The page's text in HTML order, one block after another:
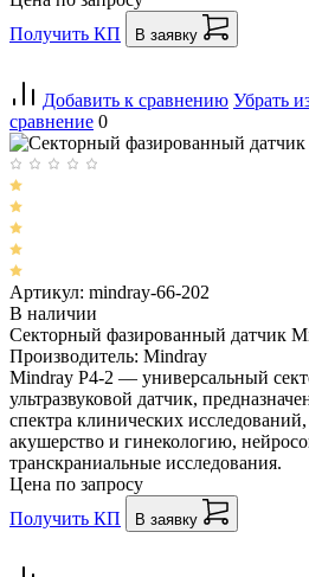
Получить КП
В заявку
Добавить к сравнению Убрать
сравнение 0
Артикул: mindray-66-202
В наличии
Секторный фазированный датчик
Производитель: Mindray
Mindray P4-2 — универсальный
ультразвуковой датчик,
спектра клинических
акушерство и гинекологию,
транскраниальные исследования.
Цена по запросу
Получить КП
В заявку